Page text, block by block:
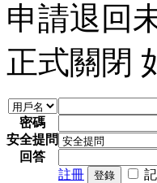
申請退回
正式關閉
密碼
安全提問
回答
註冊
登錄